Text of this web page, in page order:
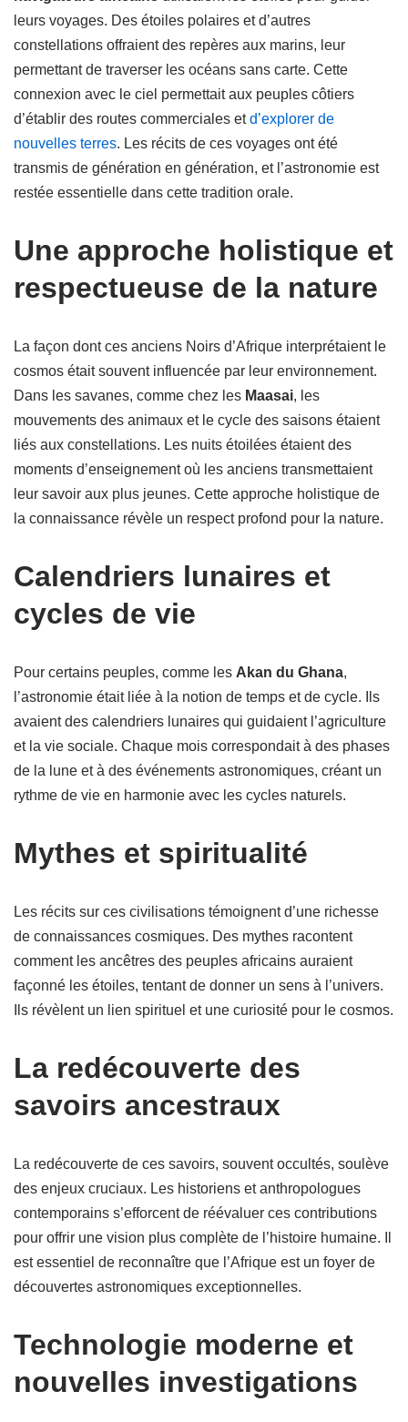
leurs voyages. Des étoiles polaires et d’autres
constellations offraient des repères aux marins, leur
permettant de traverser les océans sans carte. Cette
connexion avec le ciel permettait aux peuples côtiers
d’établir des routes commerciales etd’explorer de
nouvelles terres. Les récits de ces voyages ont été
transmis de génération en génération, et l’astronomie est
restée essentielle dans cette tradition orale.
Une approche holistique et
respectueuse de la nature
La façon dont ces anciens Noirs d’Afrique interprétaient le
cosmos était souvent influencée par leur environnement.
Dans les savanes, comme chez les Maasai, les
mouvements des animaux et le cycle des saisons étaient
liés aux constellations. Les nuits étoilées étaient des
moments d’enseignement où les anciens transmettaient
leur savoir aux plus jeunes. Cette approche holistique de
la connaissance révèle un respect profond pour la nature.
Calendriers lunaires et
cycles de vie
Pour certains peuples, comme les Akan du Ghana,
l’astronomie était liée à la notion de temps et de cycle. Ils
avaient des calendriers lunaires qui guidaient l’agriculture
et la vie sociale. Chaque mois correspondait à des phases
de la lune et à des événements astronomiques, créant un
rythme de vie en harmonie avec les cycles naturels.
Mythes et spiritualité
Les récits sur ces civilisations témoignent d’une richesse
de connaissances cosmiques. Des mythes racontent
comment les ancêtres des peuples africains auraient
façonné les étoiles, tentant de donner un sens à l’univers.
Ils révèlent un lien spirituel et une curiosité pour le cosmos.
La redécouverte des
savoirs ancestraux
La redécouverte de ces savoirs, souvent occultés, soulève
des enjeux cruciaux. Les historiens et anthropologues
contemporains s’efforcent de réévaluer ces contributions
pour offrir une vision plus complète de l’histoire humaine. Il
est essentiel de reconnaître que l’Afrique est un foyer de
découvertes astronomiques exceptionnelles.
Technologie moderne et
nouvelles investigations